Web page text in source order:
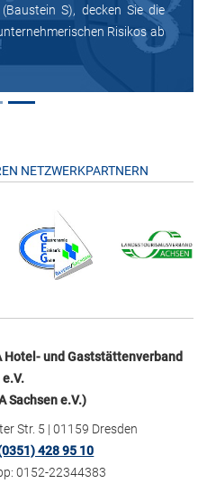
S), decken Sie die
Risikos ab
NETZWERKPARTNERN
Hotel- und Gaststättenverband
e.V.
Sachsen e.V.)
Str. 5 | 01159 Dresden
428 95 10
0152-22344383